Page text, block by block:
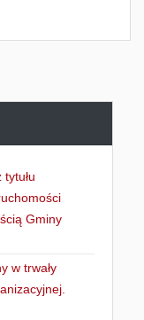
Gminy
w trwały